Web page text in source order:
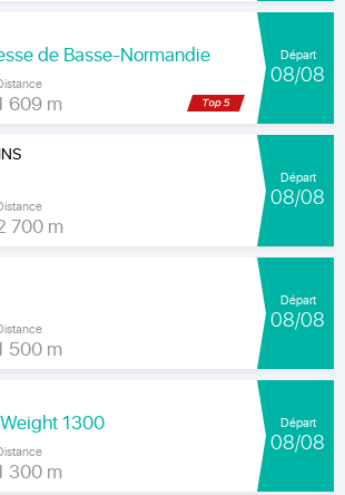
de Basse-Normandie
609 m
Départ
08/08
700 m
Départ
08/08
500 m
Départ
08/08
1300
300 m
Départ
08/08